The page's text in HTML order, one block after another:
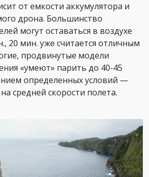
от емкости аккумулятора и
дрона. Большинство
могут оставаться в воздухе
20 мин. уже считается отличным
продвинутые модели
«умеют» парить до 40-45
определенных условий —
средней скорости полета.